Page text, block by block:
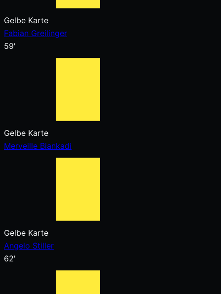
Gelbe Karte
Fabian Greilinger
59'
Gelbe Karte
Merveille Biankadi
Gelbe Karte
Angelo Stiller
62'